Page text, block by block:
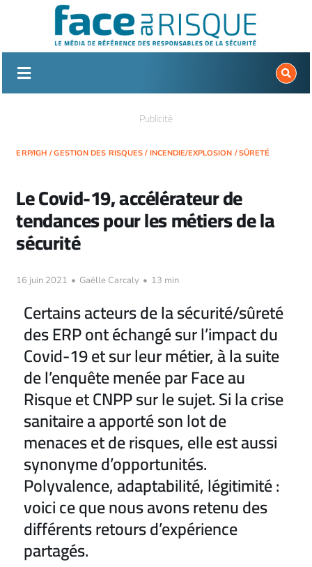
Publicité
ERP/IGH /GESTION DES RISQUES / INCENDIE/EXPLOSION /SÛRETÉ
Le Covid-19, accélérateur de
tendances pour les métiers de la
sécurité
16 juin 2021 • Gaëlle Carcaly • 13 min
Certains acteurs de la sécurité/sûreté
des ERP ont échangé sur l’impact du
Covid-19 et sur leur métier, à la suite
de l’enquête menée par Face au
Risque et CNPP sur le sujet. Si la crise
sanitaire a apporté son lot de
menaces et de risques, elle est aussi
synonyme d’opportunités.
Polyvalence, adaptabilité, légitimité :
voici ce que nous avons retenu des
différents retours d’expérience
partagés.